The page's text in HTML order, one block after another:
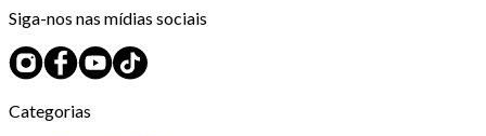
Siga-nos nas mídias sociais
Categorias